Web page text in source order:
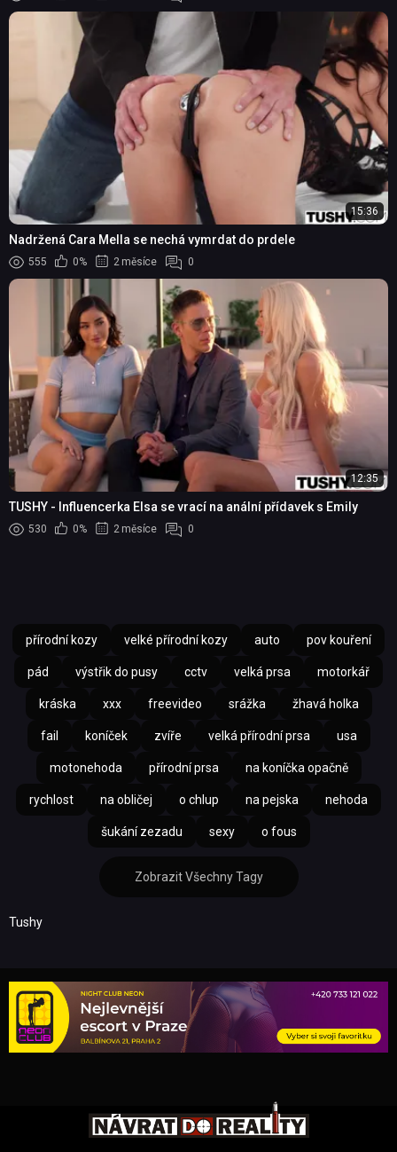
15:36
Nadržená Cara Mella se nechá vymrdat do prdele
555 0% 2 měsíce 0
12:35
TUSHY - Influencerka Elsa se vrací na anální přídavek s Emily
530 0% 2 měsíce 0
přírodní kozy velké přírodní kozy auto pov kouření
pád výstřik do pusy cctv velká prsa motorkář
kráska xxx freevideo srážka žhavá holka
fail koníček zvíře velká přírodní prsa usa
motonehoda přírodní prsa na koníčka opačně
rychlost na obličej o chlup na pejska nehoda
šukání zezadu sexy o fous
Zobrazit Všechny Tagy
Tushy